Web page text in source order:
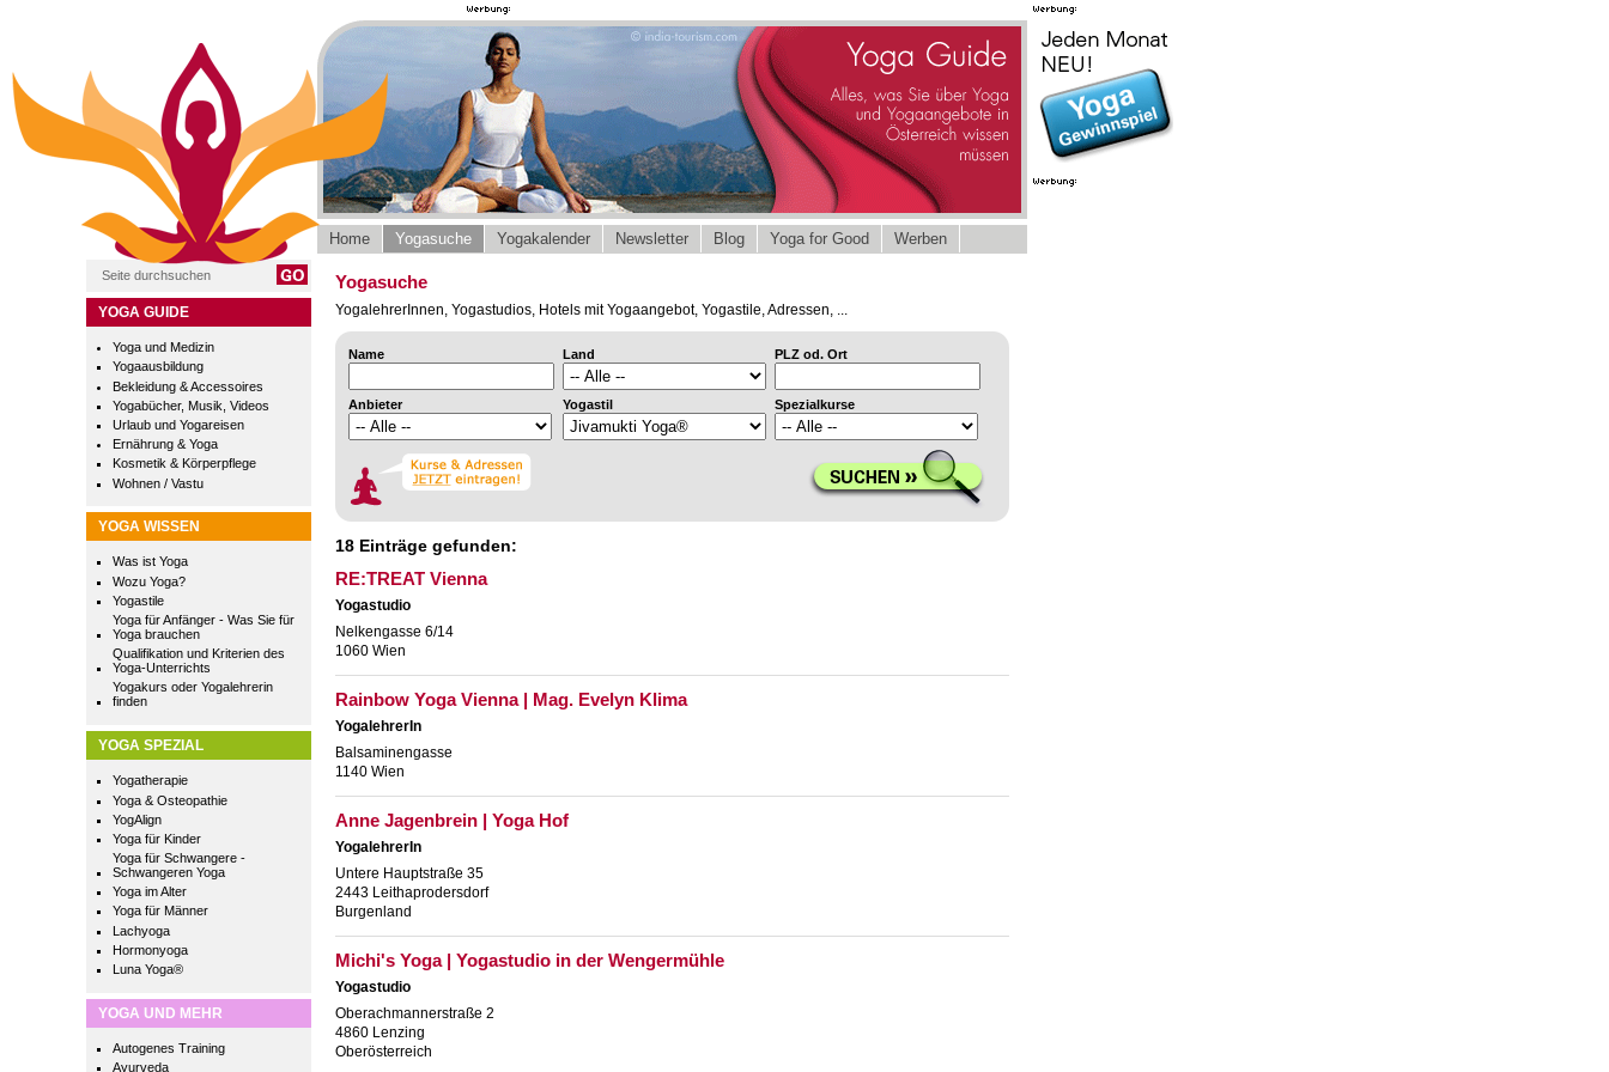
YOGA GUIDE
Yoga und Medizin
Yogaausbildung
Bekleidung & Accessoires
Yogabücher, Musik, Videos
Urlaub und Yogareisen
Ernährung & Yoga
Kosmetik & Körperpflege
Wohnen / Vastu
YOGA WISSEN
Was ist Yoga
Wozu Yoga?
Yogastile
Yoga für Anfänger - Was Sie für
Yoga brauchen
Qualifikation und Kriterien des
Yoga-Unterrichts
Yogakurs oder Yogalehrerin
finden
YOGA SPEZIAL
Yogatherapie
Yoga & Osteopathie
YogAlign
Yoga für Kinder
Yoga für Schwangere -
Schwangeren Yoga
Yoga im Alter
Yoga für Männer
Lachyoga
Hormonyoga
Luna Yoga®
YOGA UND MEHR
Autogenes Training
Ayurveda
Home Yogasuche Yogakalender Newsletter Blog Yoga for Good Werben
Yogasuche
YogalehrerInnen, Yogastudios, Hotels mit Yogaangebot, Yogastile, Adressen, ...
Name Land PLZ od. Ort
Anbieter Yogastil Spezialkurse
18 Einträge gefunden:
RE:TREAT Vienna
Yogastudio
Nelkengasse 6/14
1060 Wien
Rainbow Yoga Vienna | Mag. Evelyn Klima
YogalehrerIn
Balsaminengasse
1140 Wien
Anne Jagenbrein | Yoga Hof
YogalehrerIn
Untere Hauptstraße 35
2443 Leithaprodersdorf
Burgenland
Michi's Yoga | Yogastudio in der Wengermühle
Yogastudio
Oberachmannerstraße 2
4860 Lenzing
Oberösterreich